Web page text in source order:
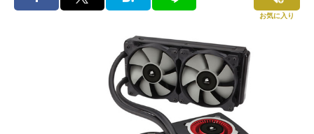
お気に入り